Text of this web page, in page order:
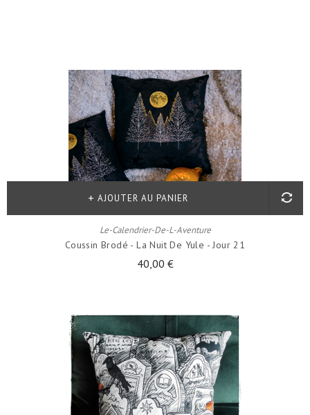
Le-Calendrier-De-L-Aventure
Coussin Brodé - La Nuit De Yule - Jour 21
40,00 €
AJOUTER AU PANIER